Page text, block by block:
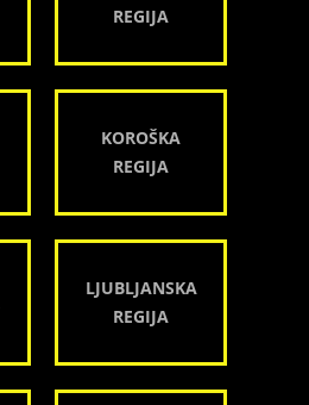
REGIJA
KOROŠKA
REGIJA
LJUBLJANSKA
REGIJA